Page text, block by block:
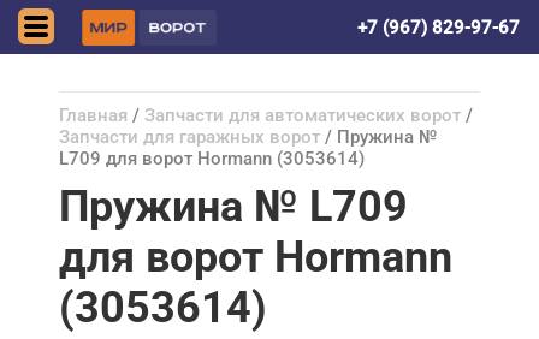
+7 (967) 829-97-67
Главная / Запчасти для автоматических ворот /
Запчасти для гаражных ворот / Пружина №
L709 для ворот Hormann (3053614)
Пружина № L709
для ворот Hormann
(3053614)